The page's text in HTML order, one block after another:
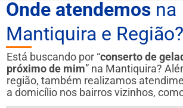
Onde atendemos na
Mantiquira e Região?
Está buscando por “conserto de
próximo de mim” na Mantiquira?
região, também realizamos
a domicílio nos bairros vizinhos,